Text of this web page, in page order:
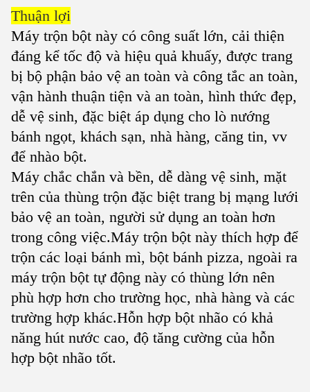
Thuận lợi
Máy trộn bột này có công suất lớn, cải thiện
đáng kể tốc độ và hiệu quả khuấy, được trang
bị bộ phận bảo vệ an toàn và công tắc an toàn,
vận hành thuận tiện và an toàn, hình thức đẹp,
dễ vệ sinh, đặc biệt áp dụng cho lò nướng
bánh ngọt, khách sạn, nhà hàng, căng tin, vv
để nhào bột.
Máy chắc chắn và bền, dễ dàng vệ sinh, mặt
trên của thùng trộn đặc biệt trang bị mạng lưới
bảo vệ an toàn, người sử dụng an toàn hơn
trong công việc.Máy trộn bột này thích hợp để
trộn các loại bánh mì, bột bánh pizza, ngoài ra
máy trộn bột tự động này có thùng lớn nên
phù hợp hơn cho trường học, nhà hàng và các
trường hợp khác.Hỗn hợp bột nhão có khả
năng hút nước cao, độ tăng cường của hỗn
hợp bột nhão tốt.